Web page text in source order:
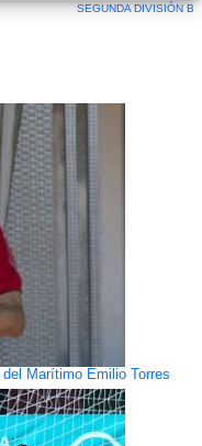
SEGUNDA DIVISIÓN B
Marítimo Emilio Torres